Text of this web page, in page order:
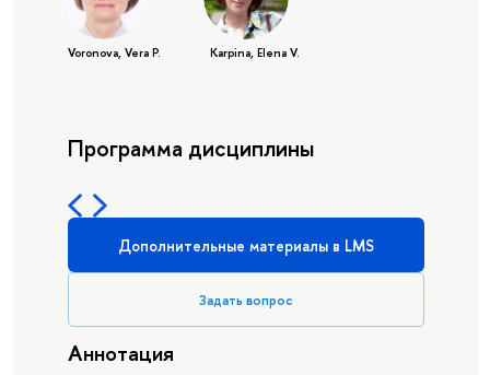
Voronova, Vera P. Karpina, Elena V.
Программа дисциплины
Дополнительные материалы в LMS
Задать вопрос
Аннотация